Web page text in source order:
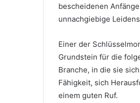
bescheidenen
unnachgiebige
Einer der
Grundstein für die
Branche, in die sie
Fähigkeit, sich
einem guten Ruf.